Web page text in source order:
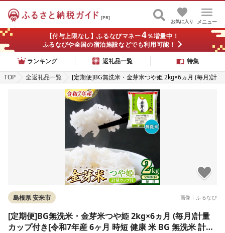
[PR]
メニュー
お気に入り
【付与上限なし】ふるなびマネー4％増量中！
ふるなびや全国の宿泊施設などでも利用可能！
ランキング
返礼品一覧
特集
TOP
全返礼品一覧
[定期便]BG無洗米・金芽米つや姫 2kg×6ヵ月 (毎月)計
量カップ付き[令和7年産 6ヶ月 時短 健康 米 BG 無洗米
計12kg 精米 半年間 島根県産 節水 アウトドア キャンプ
東洋ライス おすすめ 島根県 安来市][42-SS-40]
画像：ふるなび
島根県 安来市
[定期便]BG無洗米・金芽米つや姫 2kg×6ヵ月 (毎月)計量
カップ付き[令和7年産 6ヶ月 時短 健康 米 BG 無洗米 計